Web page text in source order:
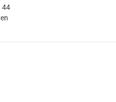
44